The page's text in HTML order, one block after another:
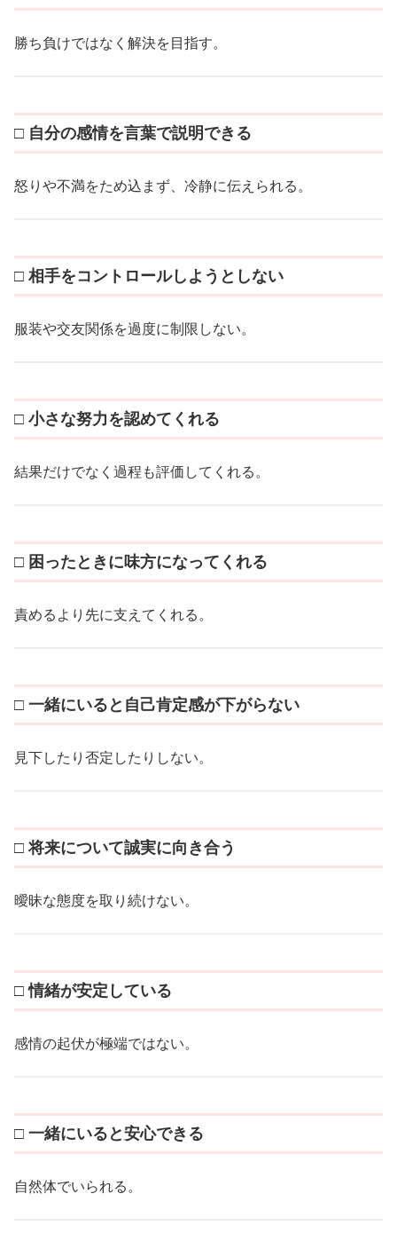
勝ち負けではなく解決を目指す。
□ 自分の感情を言葉で説明できる
怒りや不満をため込まず、冷静に伝えられる。
□ 相手をコントロールしようとしない
服装や交友関係を過度に制限しない。
□ 小さな努力を認めてくれる
結果だけでなく過程も評価してくれる。
□ 困ったときに味方になってくれる
責めるより先に支えてくれる。
□ 一緒にいると自己肯定感が下がらない
見下したり否定したりしない。
□ 将来について誠実に向き合う
曖昧な態度を取り続けない。
□ 情緒が安定している
感情の起伏が極端ではない。
□ 一緒にいると安心できる
自然体でいられる。